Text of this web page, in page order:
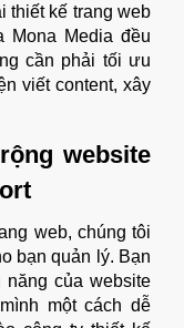
thiết kế trang web
Mona Media đều
cần phải tối ưu
viết content, xây
website
web, chúng tôi
bạn quản lý. Bạn
của website
một cách dễ